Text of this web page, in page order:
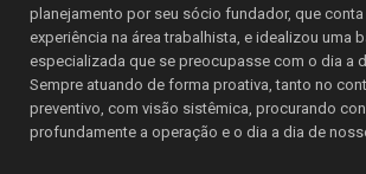
planejamento por seu sócio fundador, que
experiência na área trabalhista, e idealizou uma
especializada que se preocupasse com o dia a
Sempre atuando de forma proativa, tanto no
preventivo, com visão sistêmica, procurando
profundamente a operação e o dia a dia de